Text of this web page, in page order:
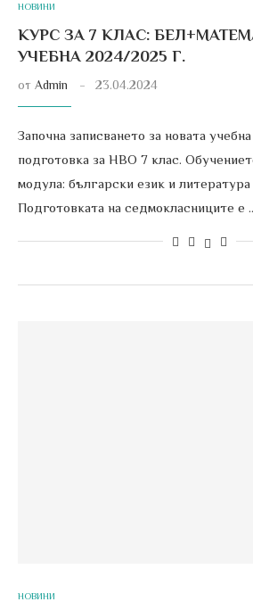
НОВИНИ
КУРС ЗА 7 КЛАС:
УЧЕБНА 2024/2025 Г.
от Admin 23.04.2024
Започна записването за новата
подготовка за НВО 7 клас.
модула: български език и
Подготовката на седмокласниците е
НОВИНИ